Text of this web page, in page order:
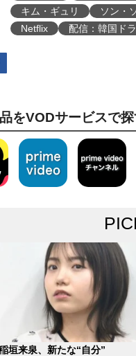
キム・ギュリ
ソン・
Netflix
配信：韓国ド
をVODサービスで
垣来泉、新たな“自分”